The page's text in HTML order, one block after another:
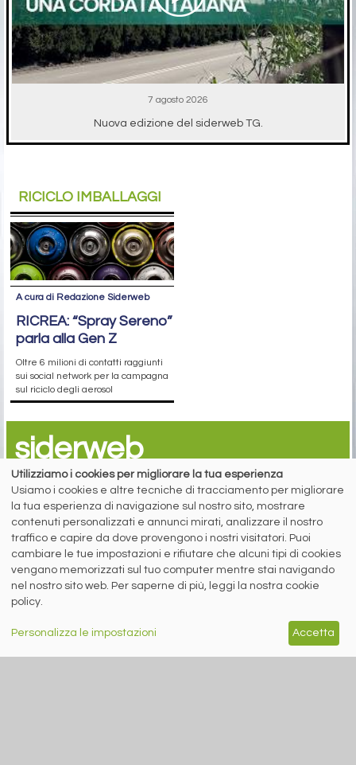
7 agosto 2026
Nuova edizione del siderweb TG.
RICICLO IMBALLAGGI
A cura di Redazione Siderweb
RICREA: “Spray Sereno”
parla alla Gen Z
Oltre 6 milioni di contatti raggiunti
sui social network per la campagna
sul riciclo degli aerosol
siderweb
LA COMMUNITY DELL'ACCIAIO
Siderweb S.p.A. SB Società del gruppo Morandi Group s.r.l.
ISSN 2532 -2982
Sede sociale: Flero (Brescia) Via Don Milani 5
+39 030 254 00 06
E.
info@siderweb.com
Tutti i diritti sono riservati
Privacy policy
Digital Services Act Policy
Utilizziamo i cookies per migliorare la tua esperienza
Usiamo i cookies e altre tecniche di tracciamento per migliorare
la tua esperienza di navigazione sul nostro sito, mostrare
contenuti personalizzati e annunci mirati, analizzare il nostro
traffico e capire da dove provengono i nostri visitatori. Puoi
cambiare le tue impostazioni e rifiutare che alcuni tipi di cookies
vengano memorizzati sul tuo computer mentre stai navigando
nel nostro sito web. Per saperne di più, leggi la nostra cookie
policy.
Personalizza le impostazioni Accetta